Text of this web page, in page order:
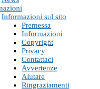
Informazioni sul sito
Premessa
Informazioni
Copyright
Privacy
Contattaci
Avvertenze
Aiutare
Ringraziamenti